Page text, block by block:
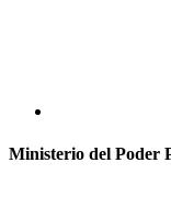
Ministerio del Poder